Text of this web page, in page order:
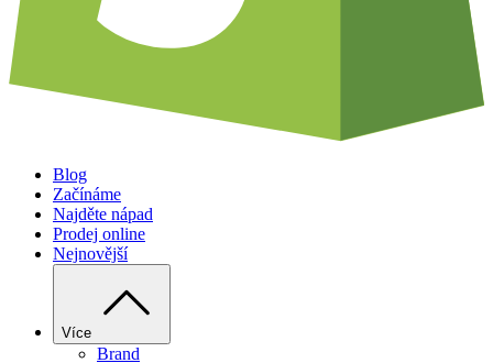
Blog
Začínáme
Najděte nápad
Prodej online
Nejnovější
Více
Brand